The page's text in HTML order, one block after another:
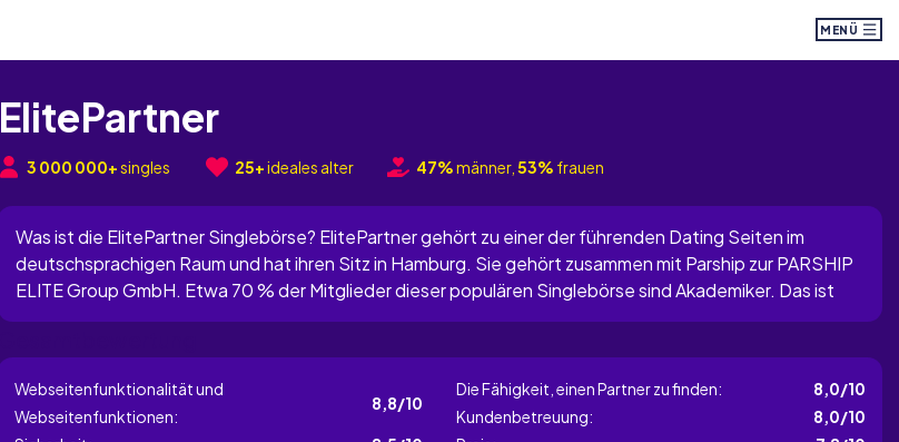
MENÜ
ElitePartner
3 000 000+singles 25+ideales alter 47%männer, 53% frauen
Was ist die ElitePartner Singlebörse? ElitePartner gehört zu einer der führenden Dating Seiten im
deutschsprachigen Raum und hat ihren Sitz in Hamburg. Sie gehört zusammen mit Parship zur PARSHIP
ELITE Group GmbH. Etwa 70 % der Mitglieder dieser populären Singlebörse sind Akademiker. Das ist
eines der Hauptmerkmale, mit denen sich diese Partnervermittlung auszeichnet und wofür sie bekannt
Webseitenfunktionalität und
Webseitenfunktionen:
8,8/10
Die Fähigkeit, einen Partner zu finden:
8,0/10
Kundenbetreuung:
8,0/10